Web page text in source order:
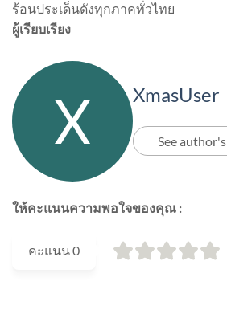
ร้อนประเด็นดังทุกภาคทั่วไทย
ผู้เรียบเรียง
XmasUser
See author's
ให้คะแนนความพอใจของคุณ :
คะแนน0